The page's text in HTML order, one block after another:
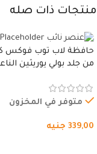
منتجات ذات صله
حافظة لاب توب فوكس
من جلد بولي يوريثين
وسوستة.
متوفر في المخزون
339,00 جنيه